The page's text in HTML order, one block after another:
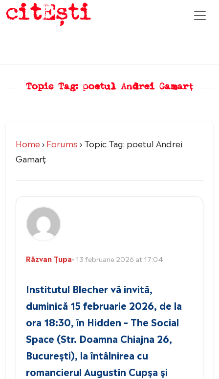
Topic Tag: poetul Andrei Gamarț
Home›Forums›Topic Tag: poetul Andrei
Gamarț
Răzvan Țupa• 13 februarie 2026 at 17:04
Institutul Blecher vă invită,
duminică 15 februarie 2026, de la
ora 18:30, în Hidden – The Social
Space (Str. Doamna Chiajna 26,
București), la întâlnirea cu
romancierul Augustin Cupșa și